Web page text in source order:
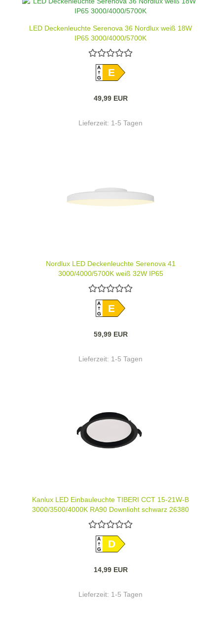
LED Deckenleuchte Serenova 36 Nordlux weiß 18W
IP65 3000/4000/5700K
A
GE
49,99 EUR
Lieferzeit: 1-5 Tagen
Nordlux LED Deckenleuchte Serenova 41
3000/4000/5700K weiß 32W IP65
A
GE
59,99 EUR
Lieferzeit: 1-5 Tagen
Kanlux LED Einbauleuchte TIBERI CCT 15-21W-B
3000/3500/4000K RA90 Downlight schwarz 26380
A
GD
14,99 EUR
Lieferzeit: 1-5 Tagen